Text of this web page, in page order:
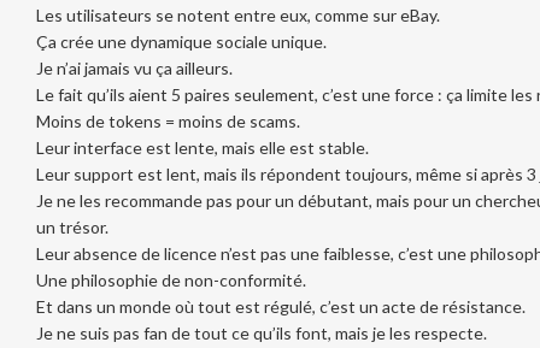
Les utilisateurs se notent entre eux, comme sur eBay.
Ça crée une dynamique sociale unique.
Je n’ai jamais vu ça ailleurs.
Le fait qu’ils aient 5 paires seulement, c’est une force : ça limite
Moins de tokens = moins de scams.
Leur interface est lente, mais elle est stable.
Leur support est lent, mais ils répondent toujours, même si après 3
Je ne les recommande pas pour un débutant, mais pour un
un trésor.
Leur absence de licence n’est pas une faiblesse, c’est une
Une philosophie de non-conformité.
Et dans un monde où tout est régulé, c’est un acte de résistance.
Je ne suis pas fan de tout ce qu’ils font, mais je les respecte.